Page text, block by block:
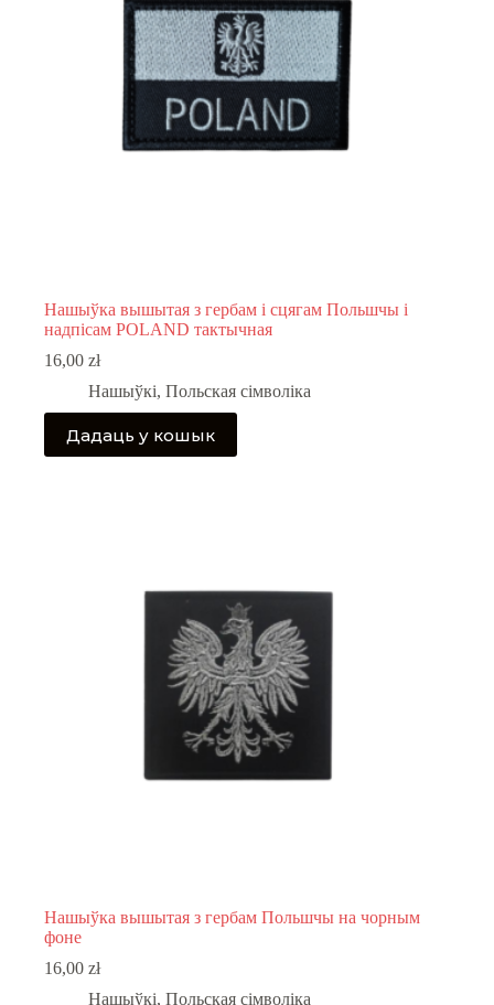
Нашыўка вышытая з гербам і сцягам Польшчы і
надпісам POLAND тактычная
16,00 zł
Нашыўкі, Польская сімволіка
Дадаць у кошык
Нашыўка вышытая з гербам Польшчы на чорным
фоне
16,00 zł
Нашыўкі, Польская сімволіка